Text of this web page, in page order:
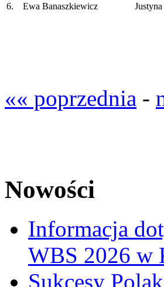
6.
Ewa Banaszkiewicz
«« poprzednia -
Nowości
Informacja
WBS 2026 w
Sukcesy